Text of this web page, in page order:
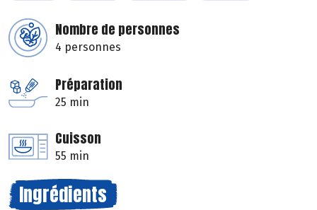
Nombre de personnes
4 personnes
Préparation
25 min
Cuisson
55 min
Ingrédients